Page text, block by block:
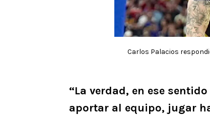
Carlos Palacios
“La verdad, en ese
aportar al equipo, jugar